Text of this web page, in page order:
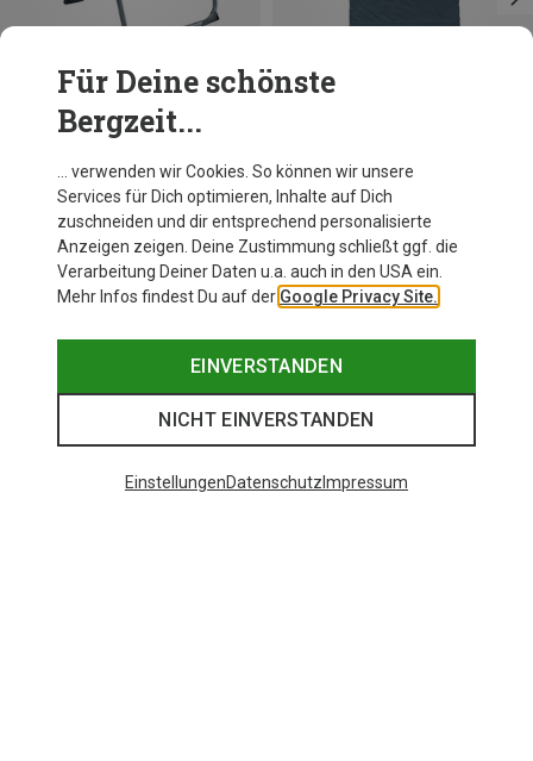
NomadNest Campingstuhl
Für Deine schönste
Bergzeit...
… verwenden wir Cookies. So können wir unsere
Services für Dich optimieren, Inhalte auf Dich
zuschneiden und dir entsprechend personalisierte
Anzeigen zeigen. Deine Zustimmung schließt ggf. die
Verarbeitung Deiner Daten u.a. auch in den USA ein.
Mehr Infos findest Du auf der Google Privacy Site.
EINVERSTANDEN
NICHT EINVERSTANDEN
EinstellungenDatenschutz Impressum